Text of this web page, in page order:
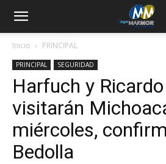
Inicio PRINCIPAL
PRINCIPAL SEGURIDAD
Harfuch y
visitarán
miércoles,
Bedolla